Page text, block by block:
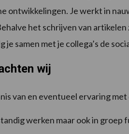
ontwikkelingen. Je werkt in
het schrijven van
je samen met je collega’s de
wij
van en eventueel ervaring
werken maar ook in groep